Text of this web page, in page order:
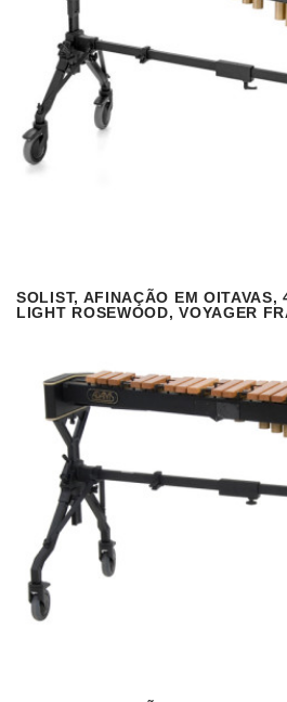
VISUALIZAR
SOLIST, AFINAÇÃO EM OITAVAS,
LIGHT ROSEWOOD, VOYAGER